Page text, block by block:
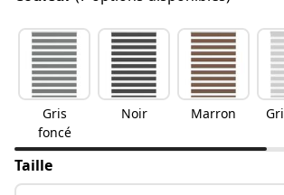
Gris
foncé
Noir Marron
Taille